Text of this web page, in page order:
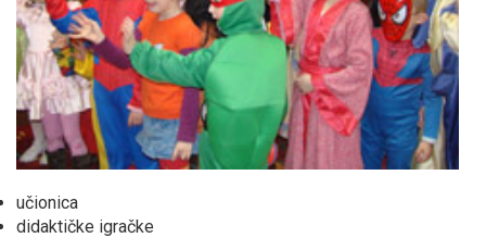
učionica
didaktičke igračke